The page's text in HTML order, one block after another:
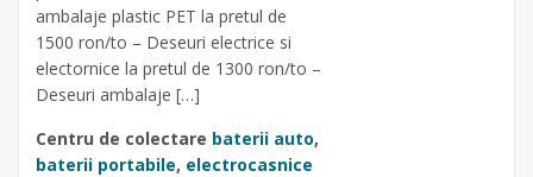
ambalaje plastic PET la pretul de
1500 ron/to – Deseuri electrice si
electornice la pretul de 1300 ron/to –
Deseuri ambalaje […]
Centru de colectare baterii auto,
baterii portabile, electrocasnice